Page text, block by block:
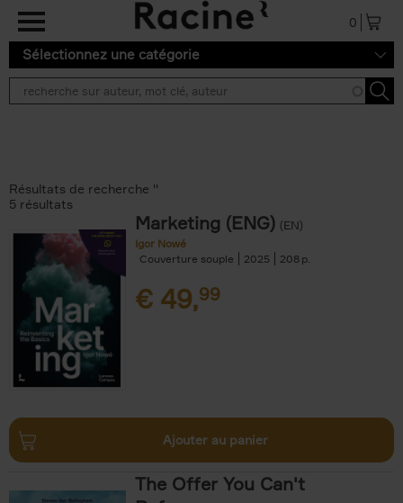
Aller au contenu principal
0
Sélectionnez une catégorie
Résultats de recherche ''
5 résultats
Marketing (ENG) (EN)
Igor Nowé
Couverture souple
2025 208
€ 49,99
Ajouter au panier
The Offer You Can't